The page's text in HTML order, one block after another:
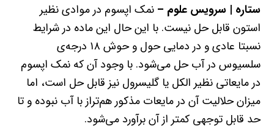
ستاره | سرویس علوم – نمک اپسوم در موادی نظیر
استون قابل حل نیست. با این حال این ماده در شرایط
نسبتا عادی و در دمایی حول و حوش ۱۸ درجه‌ی
سلسیوس در آب حل می‌شود. با وجود آن که نمک اپسوم
در مایعاتی نظیر الکل یا گلیسرول نیز قابل حل است، اما
میزان حلالیت آن در مایعات مذکور هم‌تراز با آب نبوده و تا
حد قابل توجهی کمتر از آن برآورد می‌شود.